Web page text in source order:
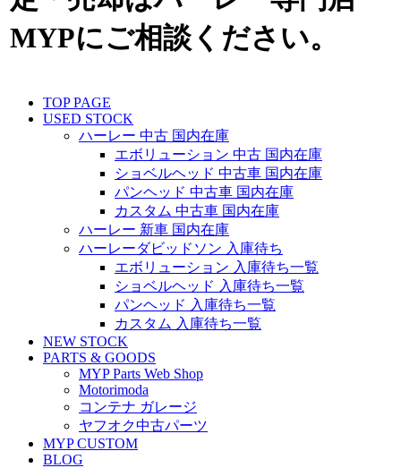
MYPにご相談ください。
TOP PAGE
USED STOCK
ハーレー 中古 国内在庫
エボリューション 中古 国内在庫
ショベルヘッド 中古車 国内在庫
パンヘッド 中古車 国内在庫
カスタム 中古車 国内在庫
ハーレー 新車 国内在庫
ハーレーダビッドソン 入庫待ち
エボリューション 入庫待ち一覧
ショベルヘッド 入庫待ち一覧
パンヘッド 入庫待ち一覧
カスタム 入庫待ち一覧
NEW STOCK
PARTS & GOODS
MYP Parts Web Shop
Motorimoda
コンテナ ガレージ
ヤフオク中古パーツ
MYP CUSTOM
BLOG